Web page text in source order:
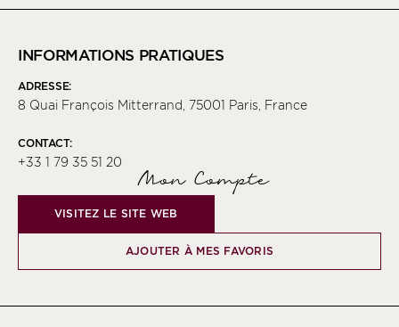
INFORMATIONS PRATIQUES
ADRESSE:
8 Quai François Mitterrand, 75001 Paris, France
CONTACT:
+33 1 79 35 51 20
Mon Compte
VISITEZ LE SITE WEB
AJOUTER À MES FAVORIS